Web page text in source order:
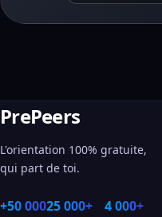
PrePeers
L'orientation 100% gratuite,
qui part de toi.
+50 00025 000+ 4 000+